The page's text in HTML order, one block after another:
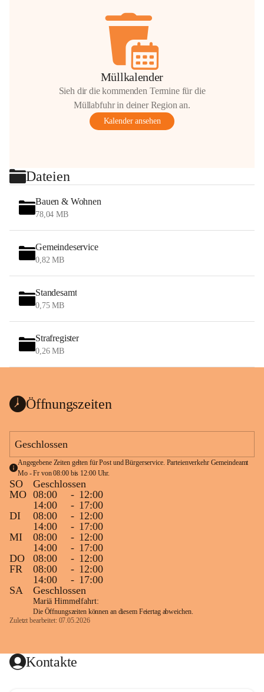
Müllkalender
Sieh dir die kommenden Termine für die
Müllabfuhr in deiner Region an.
Kalender ansehen
Dateien
Bauen & Wohnen
78,04 MB
Gemeindeservice
0,82 MB
Standesamt
0,75 MB
Strafregister
0,26 MB
Öffnungszeiten
Geschlossen
Angegebene Zeiten gelten für Post und Bürgerservice. Parteienverkehr Gemeindeamt
Mo - Fr von 08:00 bis 12:00 Uhr.
SO
Geschlossen
MO 08:00 - 12:00
14:00
- 17:00
DI
08:00 - 12:00
14:00
- 17:00
MI
08:00 - 12:00
14:00
- 17:00
DO
08:00 - 12:00
FR
08:00 - 12:00
14:00
- 17:00
SA
Geschlossen
Mariä Himmelfahrt:
Die Öffnungszeiten können an diesem Feiertag abweichen.
Zuletzt bearbeitet: 07.05.2026
Kontakte